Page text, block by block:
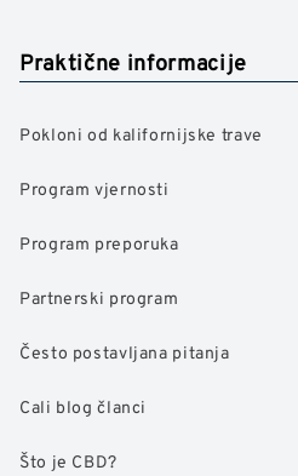
Praktične informacije
Pokloni od kalifornijske trave
Program vjernosti
Program preporuka
Partnerski program
Često postavljana pitanja
Cali blog članci
Što je CBD?